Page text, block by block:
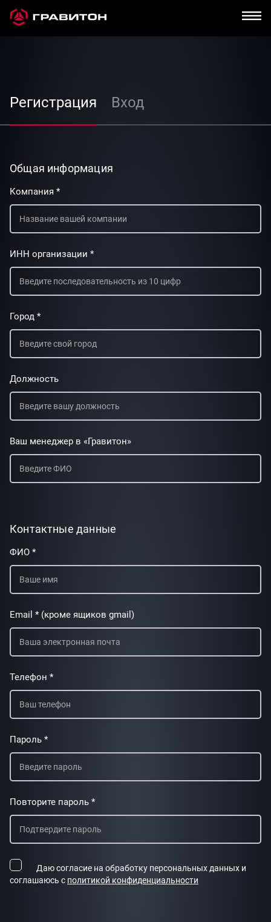
Регистрация Вход
Общая информация
Компания *
ИНН организации *
Город *
Должность
Ваш менеджер в «Гравитон»
Контактные данные
ФИО *
Email * (кроме ящиков gmail)
Телефон *
Пароль *
Повторите пароль *
Даю согласие на обработку персональных данных и
соглашаюсь с политикой конфиденциальности